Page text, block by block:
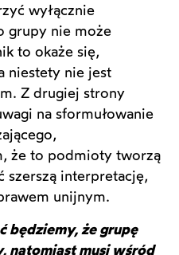
wyłącznie
grupy nie może
to okaże się,
niestety nie jest
Z drugiej strony
na sformułowanie
że to podmioty tworzą
szerszą interpretację,
unijnym.
będziemy, że grupę
natomiast musi wśród